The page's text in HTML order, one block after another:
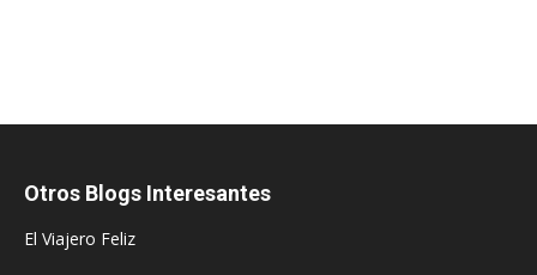
Otros Blogs Interesantes
El Viajero Feliz